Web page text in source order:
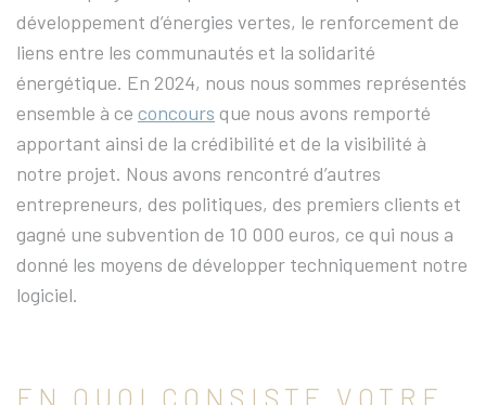
développement d’énergies vertes, le renforcement de
liens entre les communautés et la solidarité
énergétique. En 2024, nous nous sommes représentés
ensemble à ce concours que nous avons remporté
apportant ainsi de la crédibilité et de la visibilité à
notre projet. Nous avons rencontré d’autres
entrepreneurs, des politiques, des premiers clients et
gagné une subvention de 10 000 euros, ce qui nous a
donné les moyens de développer techniquement notre
logiciel.
EN QUOI CONSISTE VOTRE